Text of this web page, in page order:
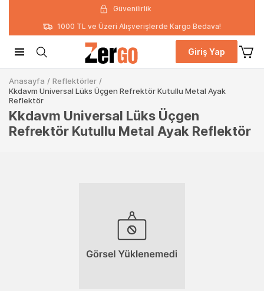
Güvenilirlik
1000 TL ve Üzeri Alışverişlerde Kargo Bedava!
Giriş Yap
Anasayfa / Reflektörler /
Kkdavm Universal Lüks Üçgen Refrektör Kutullu Metal Ayak
Reflektör
Kkdavm Universal Lüks Üçgen
Refrektör Kutullu Metal Ayak Reflektör